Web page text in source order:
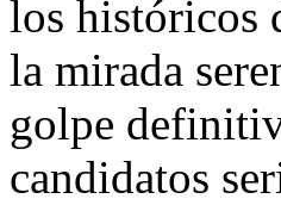
los históricos
la mirada
golpe
candidatos